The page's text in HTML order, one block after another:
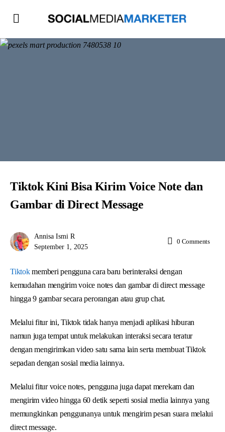
Tiktok Kini Bisa Kirim Voice Note dan
Gambar di Direct Message
Annisa Ismi R
September 1, 2025
0 Comments
Tiktokmemberi pengguna cara baru berinteraksi dengan
kemudahan mengirim voice notes dan gambar di direct message
hingga 9 gambar secara perorangan atau grup chat.
Melalui fitur ini, Tiktok tidak hanya menjadi aplikasi hiburan
namun juga tempat untuk melakukan interaksi secara teratur
dengan mengirimkan video satu sama lain serta membuat Tiktok
sepadan dengan sosial media lainnya.
Melalui fitur voice notes, pengguna juga dapat merekam dan
mengirim video hingga 60 detik seperti sosial media lainnya yang
memungkinkan penggunanya untuk mengirim pesan suara melalui
direct message.